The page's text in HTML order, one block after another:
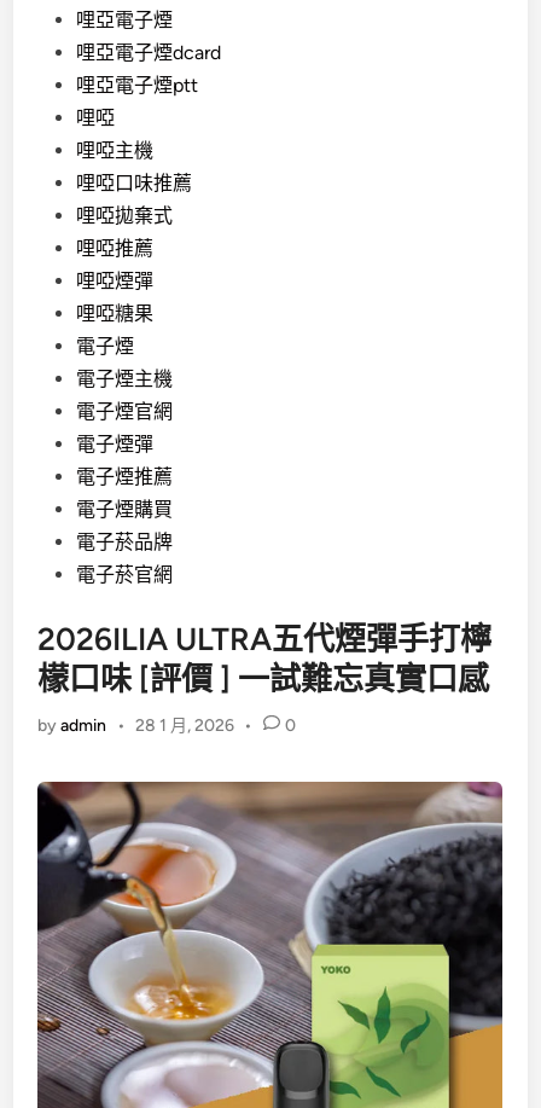
哩亞電子煙
哩亞電子煙dcard
哩亞電子煙ptt
哩啞
哩啞主機
哩啞口味推薦
哩啞拋棄式
哩啞推薦
哩啞煙彈
哩啞糖果
電子煙
電子煙主機
電子煙官網
電子煙彈
電子煙推薦
電子煙購買
電子菸品牌
電子菸官網
2026ILIA ULTRA五代煙彈手打檸
檬口味 [評價 ] 一試難忘真實口感
byadmin • 28 1 月, 2026 • 0